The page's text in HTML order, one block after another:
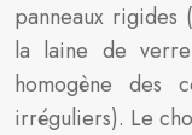
panneaux rigides
la laine de
homogène des
irréguliers). Le